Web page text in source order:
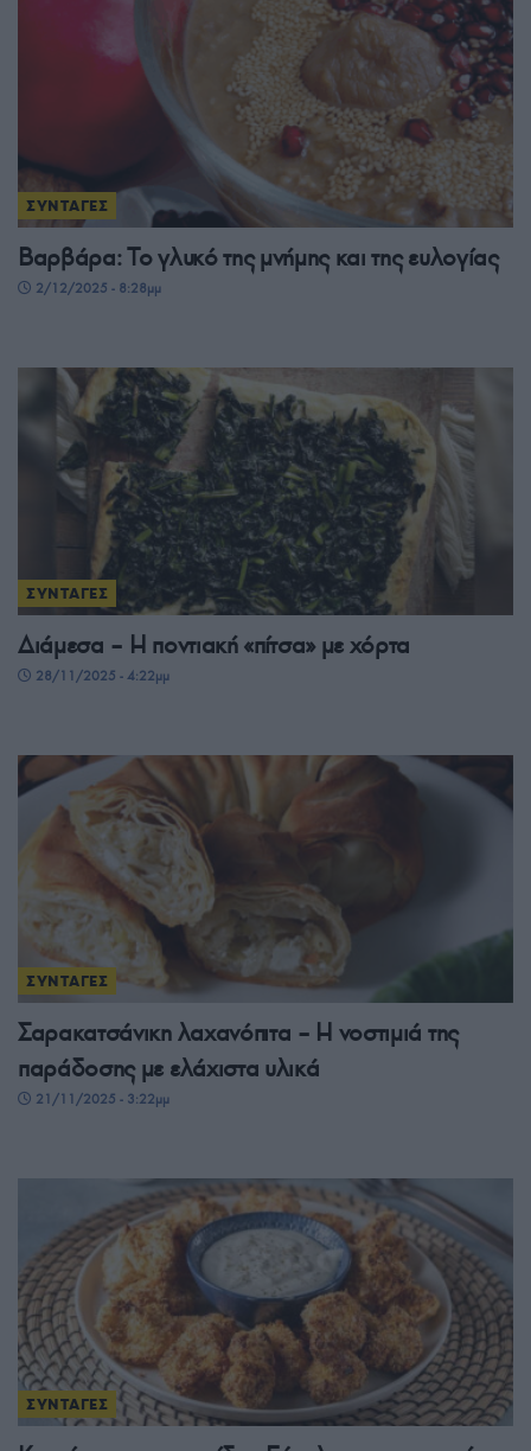
ΣΥΝΤΑΓΕΣ
Βαρβάρα: Το γλυκό της μνήμης και της ευλογίας
2/12/2025 - 8:28μμ
ΣΥΝΤΑΓΕΣ
Διάμεσα – Η ποντιακή «πίτσα» με χόρτα
28/11/2025 - 4:22μμ
ΣΥΝΤΑΓΕΣ
Σαρακατσάνικη λαχανόπιτα – Η νοστιμιά της
παράδοσης με ελάχιστα υλικά
21/11/2025 - 3:22μμ
ΣΥΝΤΑΓΕΣ